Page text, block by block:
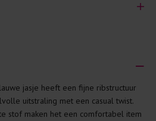
hebben van je nieuwe kleding.
algemene was-tips:
jasje heeft een fijne ribstructuur
uitstraling met een casual twist.
stof maken het een comfortabel item